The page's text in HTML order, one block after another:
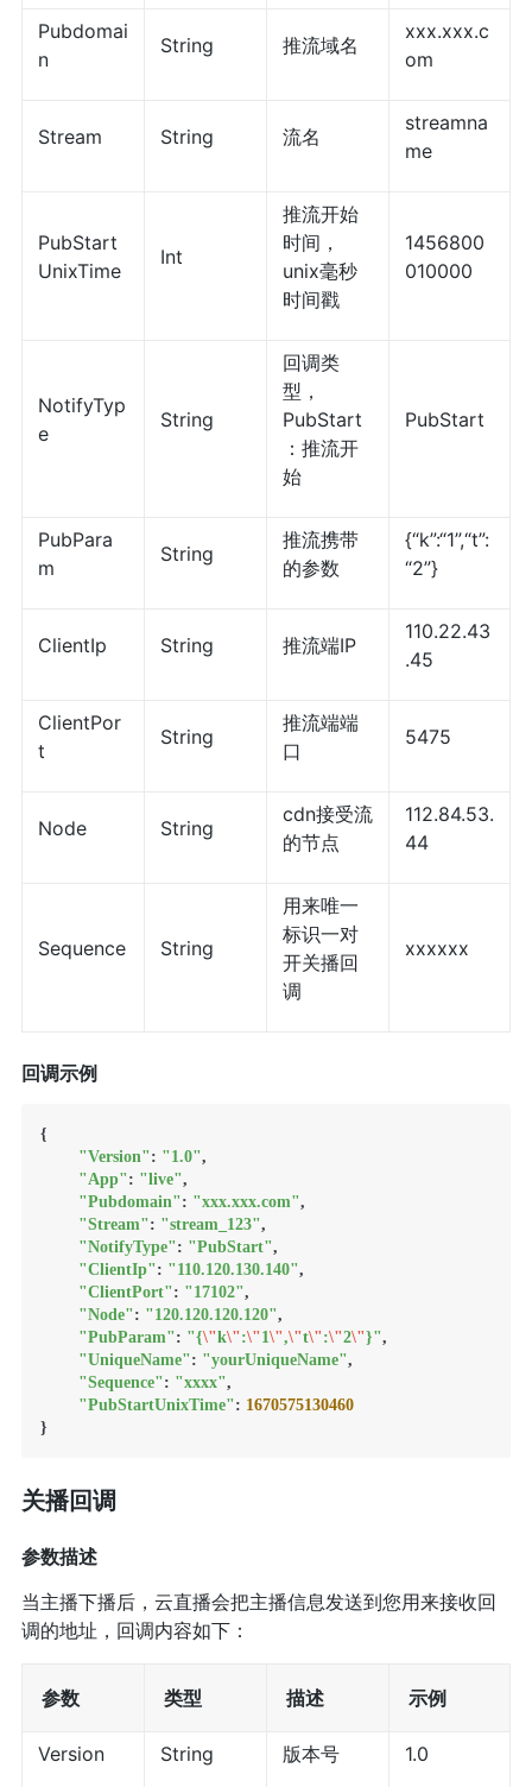
Pubdomai
n
String 推流域名
xxx.xxx.c
om
Stream String 流名
streamna
me
PubStart
UnixTime
Int
推流开始
时间，
unix毫秒
时间戳
1456800
010000
NotifyTyp
e
String
回调类
型，
PubStart
：推流开
始
PubStart
PubPara
m
String
推流携带
的参数
{“k”:“1”,“t”:
“2”}
ClientIp String 推流端IP
110.22.43
.45
ClientPor
t
String
推流端端
口
5475
Node String
cdn接受流
的节点
112.84.53.
44
Sequence String
用来唯一
标识一对
开关播回
调
xxxxxx
回调示例
{
"Version": "1.0",
"App": "live",
"Pubdomain": "xxx.xxx.com",
"Stream": "stream_123",
"NotifyType": "PubStart",
"ClientIp": "110.120.130.140",
"ClientPort": "17102",
"Node": "120.120.120.120",
"PubParam": "{\"k\":\"1\",\"t\":\"2\"}",
"UniqueName": "yourUniqueName",
"Sequence": "xxxx",
"PubStartUnixTime": 1670575130460
}
关播回调
参数描述
当主播下播后，云直播会把主播信息发送到您用来接收回
调的地址，回调内容如下：
参数 类型 描述 示例
Version String 版本号 1.0